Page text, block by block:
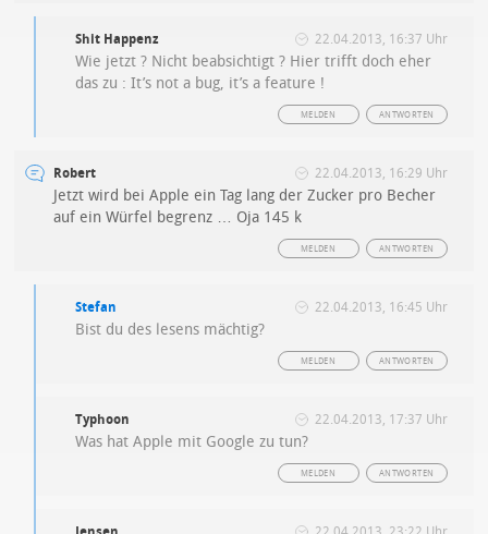
Shit Happenz 22.04.2013, 16:37 Uhr
Wie jetzt ? Nicht beabsichtigt ? Hier trifft doch eher
das zu : It’s not a bug, it’s a feature !
ANTWORTEN
MELDEN
Robert 22.04.2013, 16:29 Uhr
Jetzt wird bei Apple ein Tag lang der Zucker pro Becher
auf ein Würfel begrenz … Oja 145 k
ANTWORTEN
MELDEN
Stefan 22.04.2013, 16:45 Uhr
Bist du des lesens mächtig?
ANTWORTEN
MELDEN
Typhoon 22.04.2013, 17:37 Uhr
Was hat Apple mit Google zu tun?
ANTWORTEN
MELDEN